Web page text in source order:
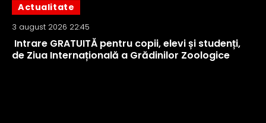
Actualitate
3 august 2026 22:45
Intrare GRATUITĂ pentru copii, elevi și studenți,
de Ziua Internațională a Grădinilor Zoologice